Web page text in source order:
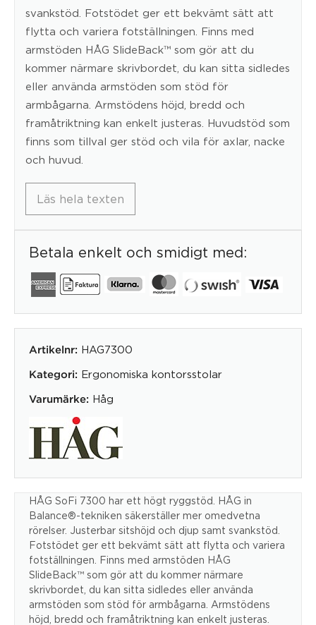
svankstöd. Fotstödet ger ett bekvämt sätt att
flytta och variera fotställningen. Finns med
armstöden HÅG SlideBack™ som gör att du
kommer närmare skrivbordet, du kan sitta sidledes
eller använda armstöden som stöd för
armbågarna. Armstödens höjd, bredd och
framåtriktning kan enkelt justeras. Huvudstöd som
finns som tillval ger stöd och vila för axlar, nacke
och huvud.
Läs hela texten
Betala enkelt och smidigt med:
Artikelnr: HAG7300
Kategori: Ergonomiska kontorsstolar
Varumärke: Håg
HÅG SoFi 7300 har ett högt ryggstöd. HÅG in
Balance®-tekniken säkerställer mer omedvetna
rörelser. Justerbar sitshöjd och djup samt svankstöd.
Fotstödet ger ett bekvämt sätt att flytta och variera
fotställningen. Finns med armstöden HÅG
SlideBack™ som gör att du kommer närmare
skrivbordet, du kan sitta sidledes eller använda
armstöden som stöd för armbågarna. Armstödens
höjd, bredd och framåtriktning kan enkelt justeras.